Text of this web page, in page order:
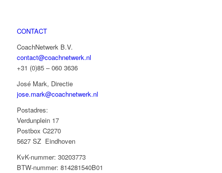
CONTACT
CoachNetwerk B.V.
contact@coachnetwerk.nl
+31 (0)85 – 060 3636
José Mark, Directie
jose.mark@coachnetwerk.nl
Postadres:
Verdunplein 17
Postbox C2270
5627 SZ Eindhoven
KvK-nummer: 30203773
BTW-nummer: 814281540B01